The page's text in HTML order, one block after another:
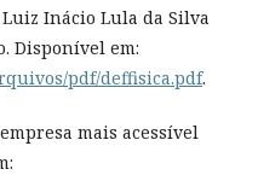
Inácio Lula da Silva
Disponível em:
pdf/deffisica.pdf.
mais acessível